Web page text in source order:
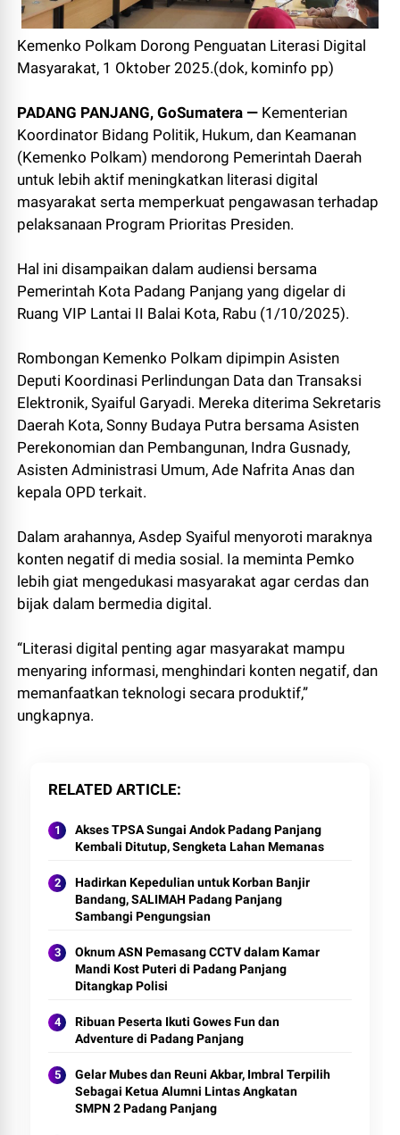
Kemenko Polkam Dorong Penguatan Literasi Digital
Masyarakat, 1 Oktober 2025.(dok, kominfo pp)
PADANG PANJANG, GoSumatera — Kementerian
Koordinator Bidang Politik, Hukum, dan Keamanan
(Kemenko Polkam) mendorong Pemerintah Daerah
untuk lebih aktif meningkatkan literasi digital
masyarakat serta memperkuat pengawasan terhadap
pelaksanaan Program Prioritas Presiden.
Hal ini disampaikan dalam audiensi bersama
Pemerintah Kota Padang Panjang yang digelar di
Ruang VIP Lantai II Balai Kota, Rabu (1/10/2025).
Rombongan Kemenko Polkam dipimpin Asisten
Deputi Koordinasi Perlindungan Data dan Transaksi
Elektronik, Syaiful Garyadi. Mereka diterima Sekretaris
Daerah Kota, Sonny Budaya Putra bersama Asisten
Perekonomian dan Pembangunan, Indra Gusnady,
Asisten Administrasi Umum, Ade Nafrita Anas dan
kepala OPD terkait.
Dalam arahannya, Asdep Syaiful menyoroti maraknya
konten negatif di media sosial. Ia meminta Pemko
lebih giat mengedukasi masyarakat agar cerdas dan
bijak dalam bermedia digital.
“Literasi digital penting agar masyarakat mampu
menyaring informasi, menghindari konten negatif, dan
memanfaatkan teknologi secara produktif,”
ungkapnya.
RELATED ARTICLE
Akses TPSA Sungai Andok Padang Panjang
Kembali Ditutup, Sengketa Lahan Memanas
Hadirkan Kepedulian untuk Korban Banjir
Bandang, SALIMAH Padang Panjang
Sambangi Pengungsian
Oknum ASN Pemasang CCTV dalam Kamar
Mandi Kost Puteri di Padang Panjang
Ditangkap Polisi
Ribuan Peserta Ikuti Gowes Fun dan
Adventure di Padang Panjang
Gelar Mubes dan Reuni Akbar, Imbral Terpilih
Sebagai Ketua Alumni Lintas Angkatan
SMPN 2 Padang Panjang